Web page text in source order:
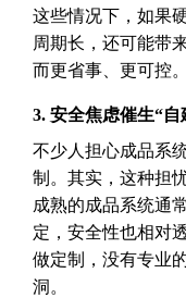
这些情况下，如果
周期长，还可能带
而更省事、更可控。
3. 安全焦虑催生“
不少人担心成品系
制。其实，这种担
成熟的成品系统通
定，安全性也相对
做定制，没有专业
洞。